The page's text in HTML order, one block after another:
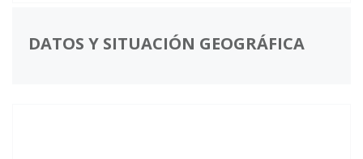
DATOS Y SITUACIÓN GEOGRÁFICA